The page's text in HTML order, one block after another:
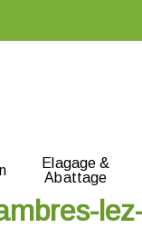
Elagage &
Abattage